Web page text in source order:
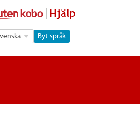
Hjälp
Selection
Selection
Byt språk